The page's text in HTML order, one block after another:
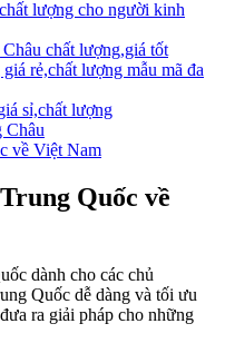
lượng cho người kinh
chất lượng,giá tốt
rẻ,chất lượng mẫu mã đa
sỉ,chất lượng
Châu
về Việt Nam
Quốc về
dành cho các chủ
Quốc dễ dàng và tối ưu
ra giải pháp cho những